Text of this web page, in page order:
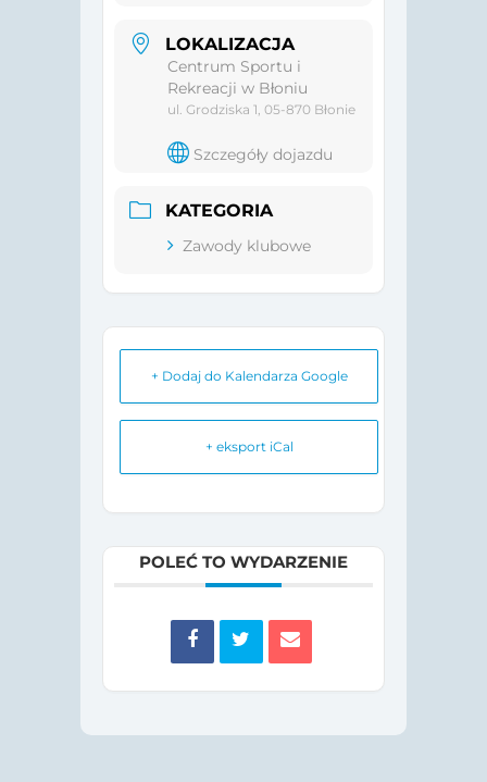
LOKALIZACJA
Centrum Sportu i
Rekreacji w Błoniu
ul. Grodziska 1, 05-870 Błonie
Szczegóły dojazdu
KATEGORIA
Zawody klubowe
+ Dodaj do Kalendarza Google
+ eksport iCal
POLEĆ TO WYDARZENIE